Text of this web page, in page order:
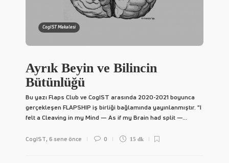
CogIST Makalesi
Ayrık Beyin ve Bilincin
Bütünlüğü
Bu yazı Flaps Club ve CogIST arasında 2020-2021 boyunca
gerçekleşen FLAPSHIP iş birliği bağlamında yayınlanmıştır. "I
felt a Cleaving in my Mind — As if my Brain had split —...
CogIST, 6 sene önce 0 15 dk